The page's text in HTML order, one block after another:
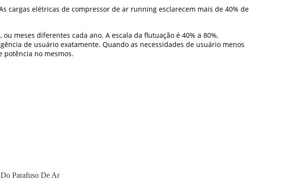
cargas elétricas de compressor de ar running esclarecem mais de 40% de
meses diferentes cada ano. A escala da flutuação é 40% a 80%,
de usuário exatamente. Quando as necessidades de usuário menos
no mesmos.
Parafuso De Ar